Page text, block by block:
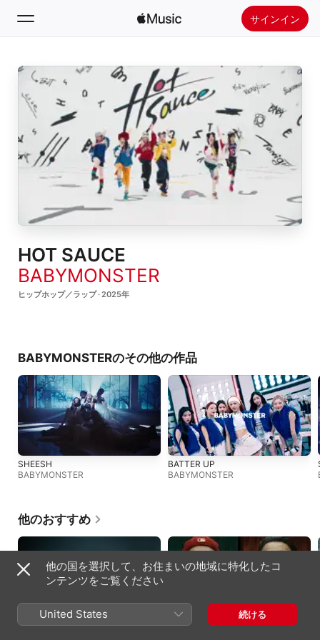
サインイン
検索
ホーム
新着おすすめ
ラジオ
Apple Musicをインストール
HOT SAUCE
BABYMONSTER
ヒップホップ／ラップ · 2025年
BABYMONSTERのその他の作品
SHEESH
BABYMONSTER
BATTER UP
BABYMONSTER
他のおすすめ
Drop
BPM (feat. KREVA)
他の国を選択して、お住まいの地域に特化したコ
ンテンツをご覧ください
United States 続ける